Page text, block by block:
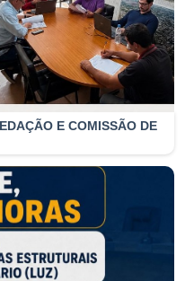
E COMISSÃO DE